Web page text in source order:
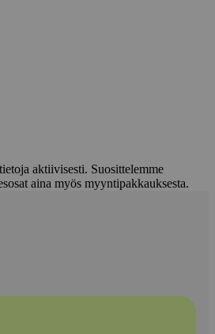
aktiivisesti. Suosittelemme
aina myös myyntipakkauksesta.